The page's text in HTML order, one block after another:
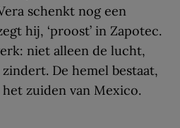
schenkt nog een
zegt hij, ‘proost’ in Zapotec.
niet alleen de lucht,
De hemel bestaat,
zuiden van Mexico.